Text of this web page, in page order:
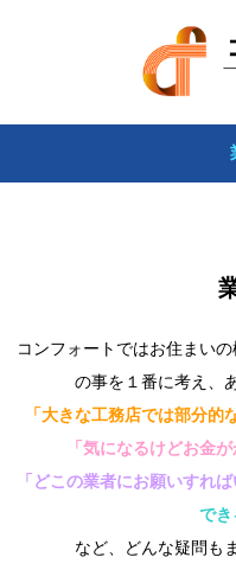
コンフォートではお住まい
の事を１番に考え、
「大きな工務店では部分的
「気になるけどお金
「どこの業者にお願いすれ
でき
など、どんな疑問も